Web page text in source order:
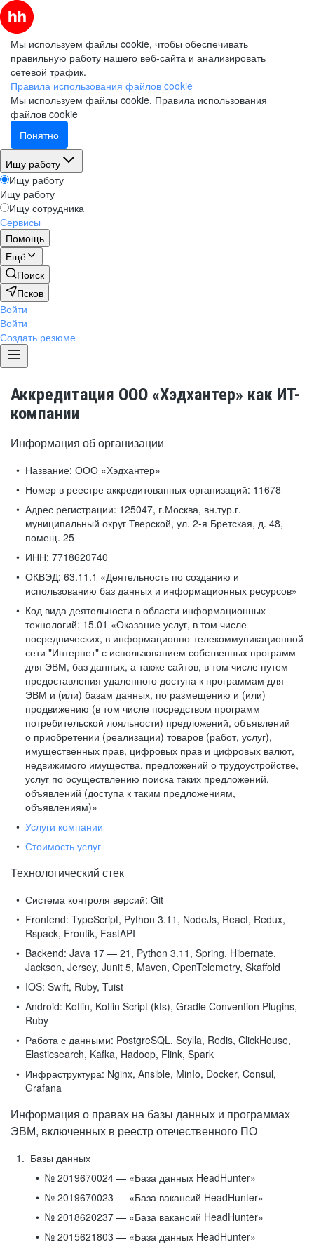
Мы используем файлы cookie, чтобы обеспечивать
правильную работу нашего веб-сайта и анализировать
сетевой трафик.
Правила использования файлов cookie
Мы используем файлы cookie. Правила использования
файлов cookie
Понятно
Ищу работу
Ищу работу
Ищу работу
Ищу сотрудника
Сервисы
Помощь
Ещё
Поиск
Псков
Войти
Войти
Создать резюме
Аккредитация ООО «Хэдхантер» как ИТ-
компании
Информация об организации
Название: ООО «Хэдхантер»
Номер в реестре аккредитованных организаций: 11678
Адрес регистрации: 125047, г.Москва, вн.тур.г.
муниципальный округ Тверской, ул. 2-я Бретская, д. 48,
помещ. 25
ИНН: 7718620740
ОКВЭД: 63.11.1 «Деятельность по созданию и
использованию баз данных и информационных ресурсов»
Код вида деятельности в области информационных
технологий: 15.01 «Оказание услуг, в том числе
посреднических, в информационно-телекоммуникационной
сети "Интернет" с использованием собственных программ
для ЭВМ, баз данных, а также сайтов, в том числе путем
предоставления удаленного доступа к программам для
ЭВМ и (или) базам данных, по размещению и (или)
продвижению (в том числе посредством программ
потребительской лояльности) предложений, объявлений
о приобретении (реализации) товаров (работ, услуг),
имущественных прав, цифровых прав и цифровых валют,
недвижимого имущества, предложений о трудоустройстве,
услуг по осуществлению поиска таких предложений,
объявлений (доступа к таким предложениям,
объявлениям)»
Услуги компании
Стоимость услуг
Технологический стек
Система контроля версий: Git
Frontend: TypeScript, Python 3.11, NodeJs, React, Redux,
Rspack, Frontik, FastAPI
Backend: Java 17 — 21, Python 3.11, Spring, Hibernate,
Jackson, Jersey, Junit 5, Maven, OpenTelemetry, Skaffold
IOS: Swift, Ruby, Tuist
Android: Kotlin, Kotlin Script (kts), Gradle Convention Plugins,
Ruby
Работа с данными: PostgreSQL, Scylla, Redis, ClickHouse,
Elasticsearch, Kafka, Hadoop, Flink, Spark
Инфраструктура: Nginx, Ansible, MinIo, Docker, Consul,
Grafana
Информация о правах на базы данных и программах
ЭВМ, включенных в реестр отечественного ПО
Базы данных
№ 2019670024 — «База данных HeadHunter»
№ 2019670023 — «База вакансий HeadHunter»
№ 2018620237 — «База вакансий HeadHunter»
№ 2015621803 — «База данных HeadHunter»